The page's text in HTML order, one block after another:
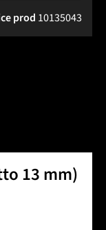
prod 10135043
13 mm)